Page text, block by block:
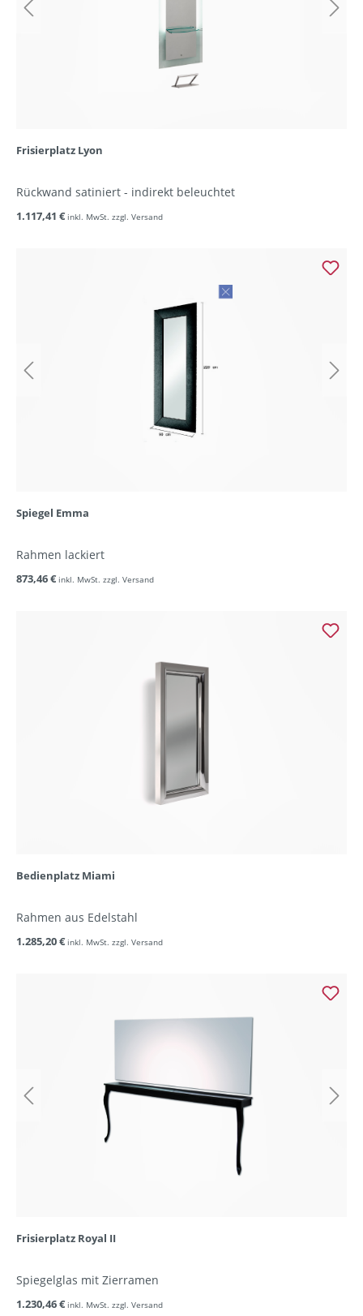
Frisierplatz Lyon
Rückwand satiniert - indirekt beleuchtet
1.117,41 € inkl. MwSt. zzgl. Versand
Spiegel Emma
Rahmen lackiert
873,46 € inkl. MwSt. zzgl. Versand
Bedienplatz Miami
Rahmen aus Edelstahl
1.285,20 € inkl. MwSt. zzgl. Versand
Frisierplatz Royal II
Spiegelglas mit Zierramen
1.230,46 € inkl. MwSt. zzgl. Versand